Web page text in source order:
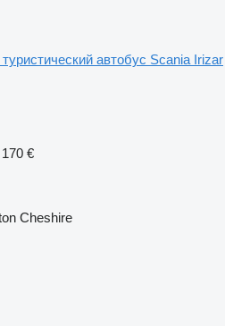
туристический автобус Scania Irizar
€
Cheshire